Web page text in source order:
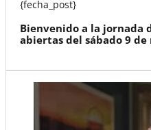
{fecha_post}
Bienvenido a la jornada
abiertas del sábado 9